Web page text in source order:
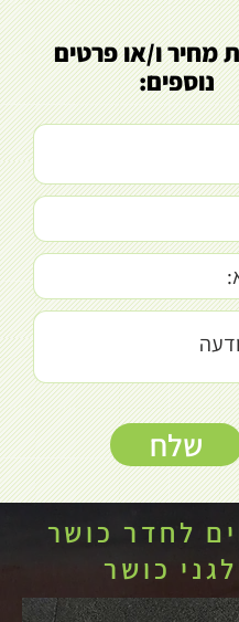
מחיר ו/או פרטים
נוספים:
שלח
לחדר כושר
כושר